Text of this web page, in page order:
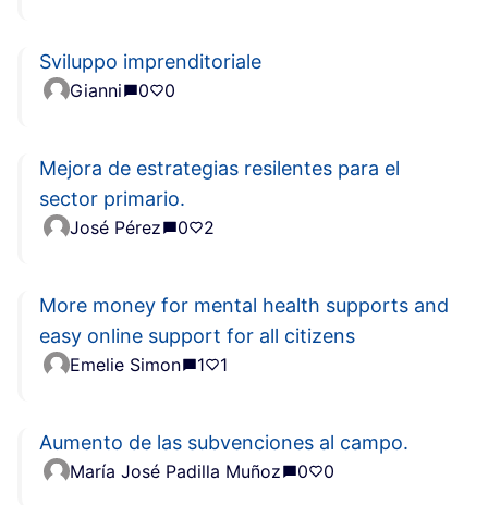
Sviluppo imprenditoriale
Gianni 0 0
Mejora de estrategias resilentes para el
sector primario.
José Pérez 0 2
More money for mental health supports and
easy online support for all citizens
Emelie Simon 1 1
Aumento de las subvenciones al campo.
María José Padilla Muñoz 0 0